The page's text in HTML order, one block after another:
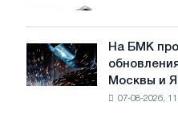
целей
обезуглероживания
грузовиков
в
июле
На
БМК
произвели
На БМК
Москвы и
07-08-2026,